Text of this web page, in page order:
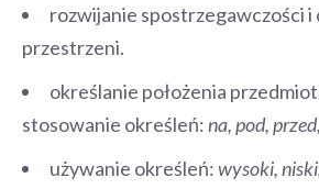
rozwijanie spostrzegawczości
przestrzeni.
określanie położenia
stosowanie określeń:na, pod,
używanie określeń:wysoki,